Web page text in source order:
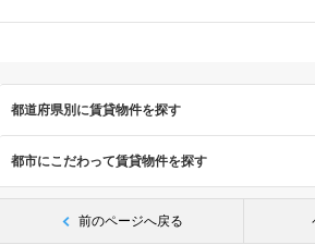
都道府県別に賃貸物件を探す
都市にこだわって賃貸物件を探す
前のページへ戻る